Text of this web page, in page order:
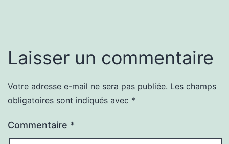
Laisser un commentaire
Votre adresse e-mail ne sera pas publiée. Les champs
obligatoires sont indiqués avec *
Commentaire *